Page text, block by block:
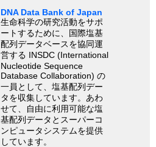
DNA Data Bank of Japan
生命科学の研究活動をサポ
ートするために、国際塩基
配列データベースを協同運
営する INSDC (International
Nucleotide Sequence
Database Collaboration) の
一員として、塩基配列デー
タを収集しています。あわ
せて、自由に利用可能な塩
基配列データとスーパーコ
ンピュータシステムを提供
しています。